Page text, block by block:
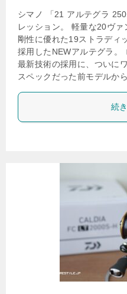
シマノ 「21 アルテグラ
レッション。 軽量な20ヴァ
剛性に優れた19ストラディ
採用したNEWアルテグラ。
最新技術の採用に、ついに
スペックだった前モデルか
続